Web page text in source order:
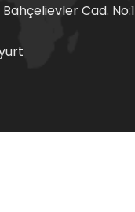
Cad. No:1